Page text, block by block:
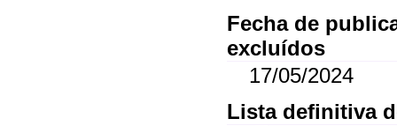
Fecha de
excluídos
17/05/2024
Lista definitiva